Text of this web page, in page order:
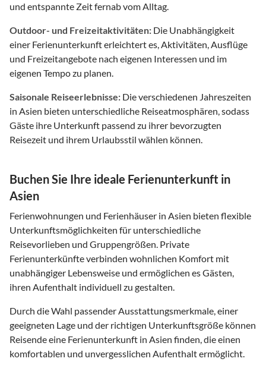
und entspannte Zeit fernab vom Alltag.
Outdoor- und Freizeitaktivitäten: Die Unabhängigkeit
einer Ferienunterkunft erleichtert es, Aktivitäten, Ausflüge
und Freizeitangebote nach eigenen Interessen und im
eigenen Tempo zu planen.
Saisonale Reiseerlebnisse: Die verschiedenen Jahreszeiten
in Asien bieten unterschiedliche Reiseatmosphären, sodass
Gäste ihre Unterkunft passend zu ihrer bevorzugten
Reisezeit und ihrem Urlaubsstil wählen können.
Buchen Sie Ihre ideale Ferienunterkunft in
Asien
Ferienwohnungen und Ferienhäuser in Asien bieten flexible
Unterkunftsmöglichkeiten für unterschiedliche
Reisevorlieben und Gruppengrößen. Private
Ferienunterkünfte verbinden wohnlichen Komfort mit
unabhängiger Lebensweise und ermöglichen es Gästen,
ihren Aufenthalt individuell zu gestalten.
Durch die Wahl passender Ausstattungsmerkmale, einer
geeigneten Lage und der richtigen Unterkunftsgröße können
Reisende eine Ferienunterkunft in Asien finden, die einen
komfortablen und unvergesslichen Aufenthalt ermöglicht.